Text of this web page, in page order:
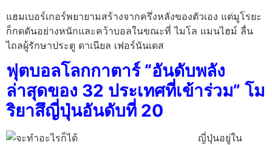
แฮมเบอร์เกอร์พยายามสร้างจากครึ่งหลังของตัวเอง แต่มูโรยะ
ก็กดดันอย่างหนักและคว้าบอลในขณะที่ ไมโล แมนไฮม์ ลื่น
ไถลผู้รักษาประตู ดาเนียล เฟอร์นันเดส
ฟุตบอลโลกกาตาร์ “อันดับพลัง
ล่าสุดของ 32 ประเทศที่เข้าร่วม” โม
ริยาสึญี่ปุ่นอันดับที่ 20
ญี่ปุ่นอยู่ใน